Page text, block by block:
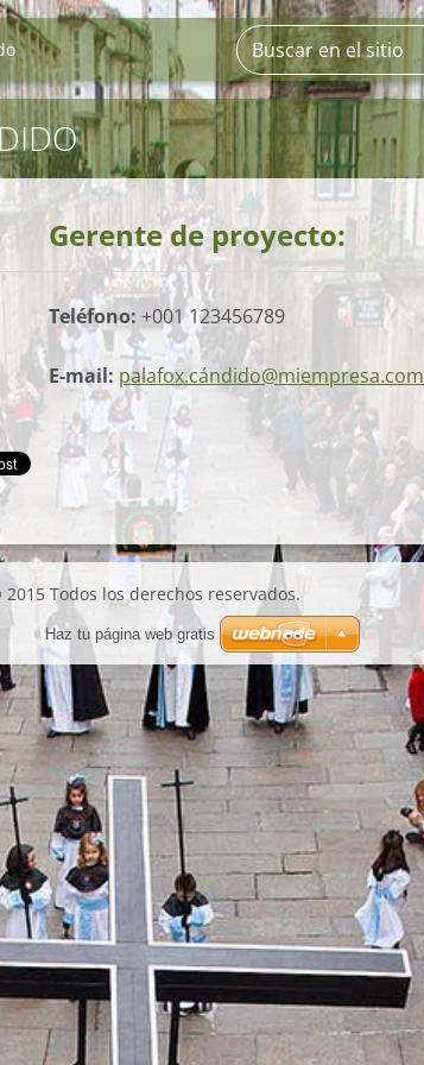
Gerente de proyecto:
Teléfono: +001 123456789
E-mail: palafox.cándido@miempresa.com
Todos los derechos reservados.
Haz tu página web gratis